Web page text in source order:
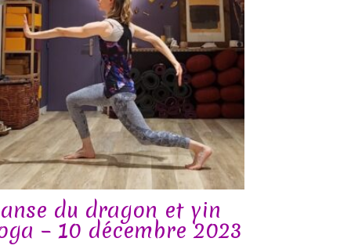
du dragon et yin
– 10 décembre 2023